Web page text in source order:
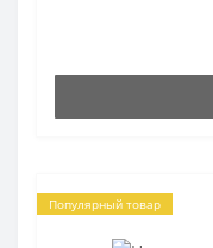
Популярный товар